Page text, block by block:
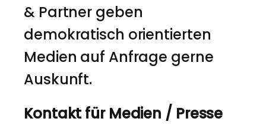
& Partner geben
demokratisch orientierten
Medien auf Anfrage gerne
Auskunft.
Kontakt für Medien / Presse